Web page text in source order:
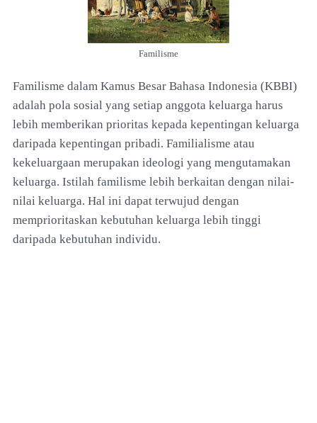
Familisme
Familisme dalam Kamus Besar Bahasa Indonesia (KBBI)
adalah pola sosial yang setiap anggota keluarga harus
lebih memberikan prioritas kepada kepentingan keluarga
daripada kepentingan pribadi. Familialisme atau
kekeluargaan merupakan ideologi yang mengutamakan
keluarga. Istilah familisme lebih berkaitan dengan nilai-
nilai keluarga. Hal ini dapat terwujud dengan
memprioritaskan kebutuhan keluarga lebih tinggi
daripada kebutuhan individu.